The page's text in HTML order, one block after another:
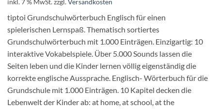
inkl. 7 % MwSt.zzgl.Versandkosten
tiptoi Grundschulwörterbuch Englisch für einen
spielerischen Lernspaß. Thematisch sortiertes
Grundschulwörterbuch mit 1.000 Einträgen. Einzigartig: 10
interaktive Vokabelspiele. Über 5.000 Sounds lassen die
Seiten leben und die Kinder lernen völlig eigenständig die
korrekte englische Aussprache. Englisch- Wörterbuch für die
Grundschule mit 1.000 Einträgen. 10 Kapitel decken die
Lebenwelt der Kinder ab: at home, at school, at the